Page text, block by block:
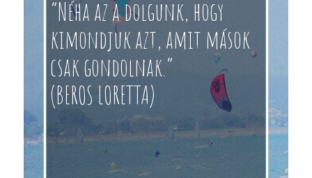
“Néha az a dolgunk, hogy
kimondjuk azt, amit mások
csak gondolnak.”
(BEROS LORETTA)